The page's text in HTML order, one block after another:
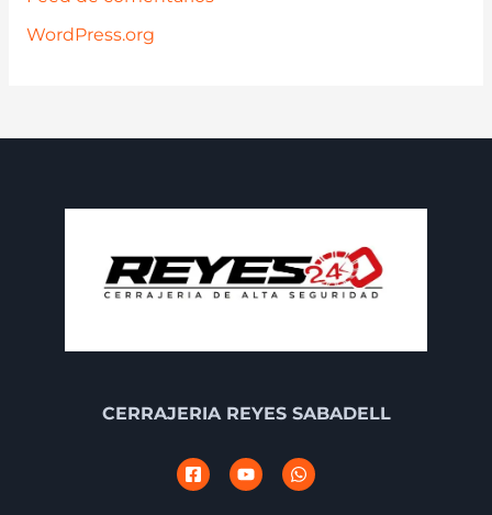
WordPress.org
CERRAJERIA REYES SABADELL